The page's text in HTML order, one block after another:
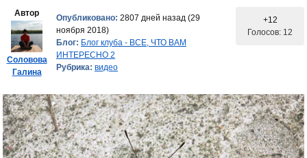
Автор
Соловова
Галина
Опубликовано: 2807 дней назад (29
ноября 2018)
Блог: Блог клуба - ВСЕ, ЧТО ВАМ
ИНТЕРЕСНО 2
Рубрика: видео
+12
Голосов: 12